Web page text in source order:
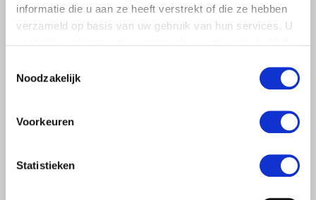
informatie die u aan ze heeft verstrekt of die ze hebben
verzameld op basis van uw gebruik van hun services. U
Noodzakelijk
Voorkeuren
Statistieken
BELANGRIJKE INFORMATIE
LTO sluit aan bij demonstratie tegen
dreigende onteigening
ZLTO, LLTB, LTO Noord en LTO Nederland roepen hun
leden op om op vrijdagochtend 14 augustus massaal naar
komen…